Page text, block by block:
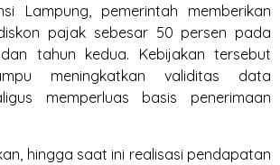
Lampung, pemerintah memberikan
pajak sebesar 50 persen pada
tahun kedua. Kebijakan tersebut
meningkatkan validitas data
memperluas basis penerimaan
hingga saat ini realisasi pendapatan